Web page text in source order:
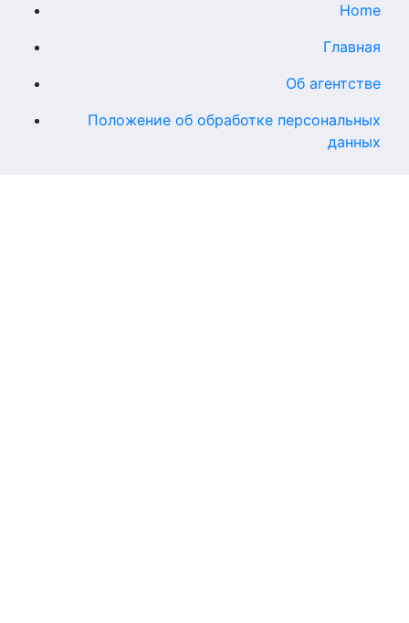
Home
Главная
Об агентстве
Положение об обработке персональных
данных